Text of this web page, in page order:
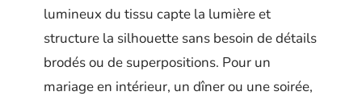
lumineux du tissu capte la lumière et
structure la silhouette sans besoin de détails
brodés ou de superpositions. Pour un
mariage en intérieur, un dîner ou une soirée,